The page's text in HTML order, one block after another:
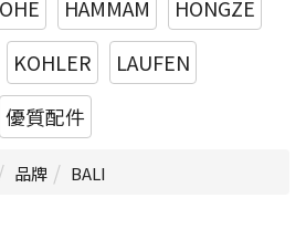
HAMMAM
HONGZE
KOHLER
LAUFEN
優質配件
品牌 BALI